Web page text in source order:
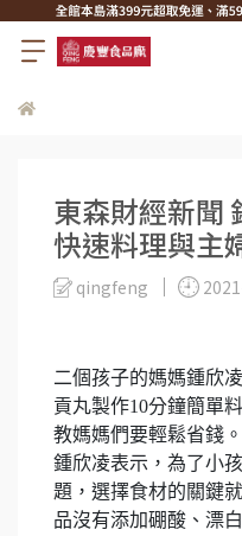
東森財經新聞
快速料理與主
qingfeng
二個孩子的媽媽鍾欣
貢丸製作10分鐘簡單
教媽媽們要輕鬆省錢。
鍾欣凌表示，為了小
題，選擇食材的關鍵
品沒有添加硼酸、漂